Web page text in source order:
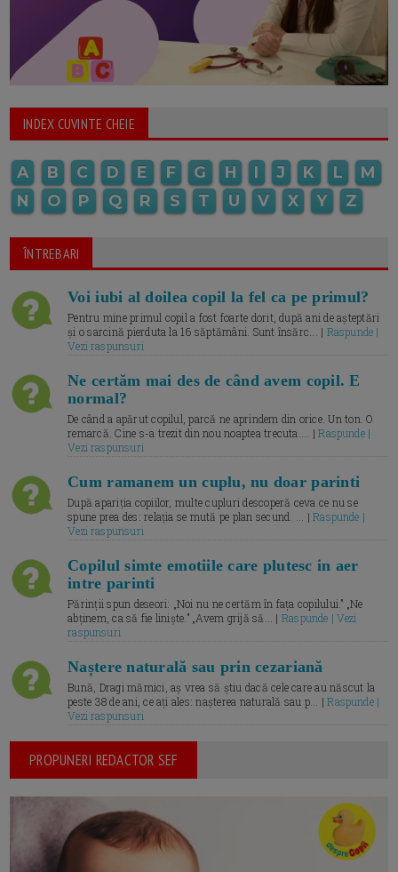
INDEX CUVINTE CHEIE
A B C D E F G H I J K L
M
N
O P Q R S T U V X Y Z
ÎNTREBARI
Voi iubi al doilea copil la fel ca pe primul?
Pentru mine primul copil a fost foarte dorit, după ani de așteptări
și o sarcină pierduta la 16 săptămâni. Sunt însărc... | Raspunde |
Vezi raspunsuri
Ne certăm mai des de când avem copil. E
normal?
De când a apărut copilul, parcă ne aprindem din orice. Un ton. O
remarcă. Cine s-a trezit din nou noaptea trecuta.... |Raspunde |
Vezi raspunsuri
Cum ramanem un cuplu, nu doar parinti
După apariția copiilor, multe cupluri descoperă ceva ce nu se
spune prea des: relația se mută pe plan secund. ... |Raspunde |
Vezi raspunsuri
Copilul simte emotiile care plutesc in aer
intre parinti
Părinții spun deseori: „Noi nu ne certăm în fața copilului.” „Ne
abținem, ca să fie liniște.” „Avem grijă să... | Raspunde | Vezi
raspunsuri
Naștere naturală sau prin cezariană
Bună, Dragi mămici, aș vrea să știu dacă cele care au născut la
peste 38 de ani, ce ați ales: nașterea naturală sau p... |Raspunde |
Vezi raspunsuri
PROPUNERI REDACTOR SEF